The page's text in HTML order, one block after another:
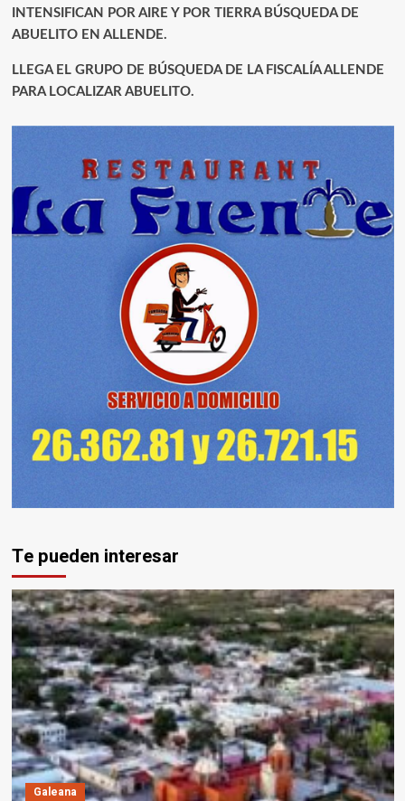
INTENSIFICAN POR AIRE Y POR TIERRA BÚSQUEDA DE
ABUELITO EN ALLENDE.
LLEGA EL GRUPO DE BÚSQUEDA DE LA FISCALÍA ALLENDE
PARA LOCALIZAR ABUELITO.
Te pueden interesar
Galeana